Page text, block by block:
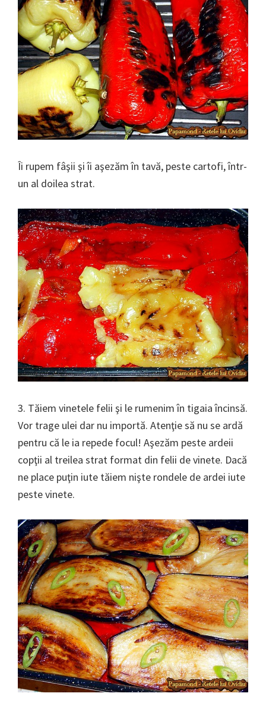
Îi rupem fâşii şi îi aşezăm în tavă, peste cartofi, într-
un al doilea strat.
3. Tăiem vinetele felii şi le rumenim în tigaia încinsă.
Vor trage ulei dar nu importă. Atenţie să nu se ardă
pentru că le ia repede focul! Aşezăm peste ardeii
copţii al treilea strat format din felii de vinete. Dacă
ne place puţin iute tăiem nişte rondele de ardei iute
peste vinete.